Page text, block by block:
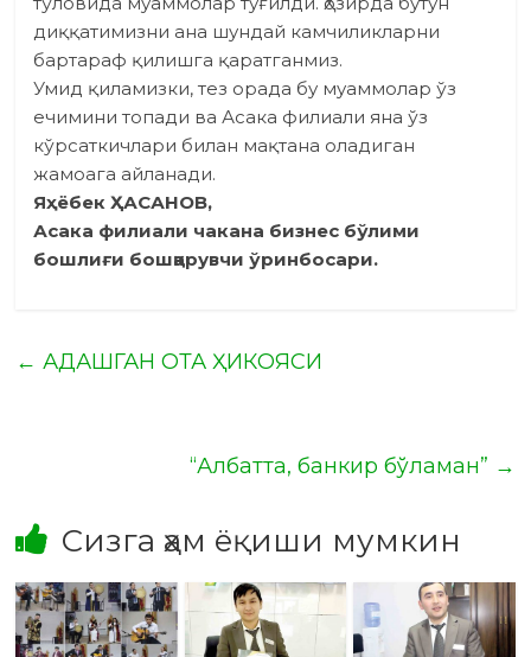
диққатимизни ана шундай камчиликларни
бартараф қилишга қаратганмиз.
Умид қиламизки, тез орада бу муаммолар ўз
ечимини топади ва Асака филиали яна ўз
кўрсаткичлари билан мақтана оладиган
жамоага айланади.
Яҳёбек ҲАСАНОВ,
Асака филиали чакана бизнес бўлими
бошлиғи бошқарувчи ўринбосари.
← АДАШГАН ОТА ҲИКОЯСИ
“Албатта, банкир бўламан” →
Сизга ҳам ёқиши мумкин